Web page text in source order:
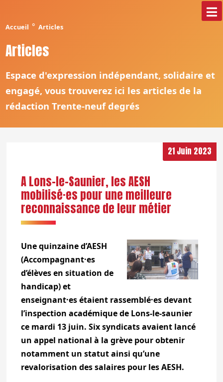
Accueil ° Articles
Articles
Espace d'expression indépendant, solidaire et
engagé, vous trouverez ici les articles de la
rédaction Trente-neuf degrés
21 Juin 2023
A Lons-le-Saunier, les AESH
mobilisé·es pour une meilleure
reconnaissance de leur métier
Une quinzaine d’AESH
(Accompagnant·es
d’élèves en situation de
handicap) et
enseignant·es étaient rassemblé·es devant
l’inspection académique de Lons-le-saunier
ce mardi 13 juin. Six syndicats avaient lancé
un appel national à la grève pour obtenir
notamment un statut ainsi qu’une
revalorisation des salaires pour les AESH.